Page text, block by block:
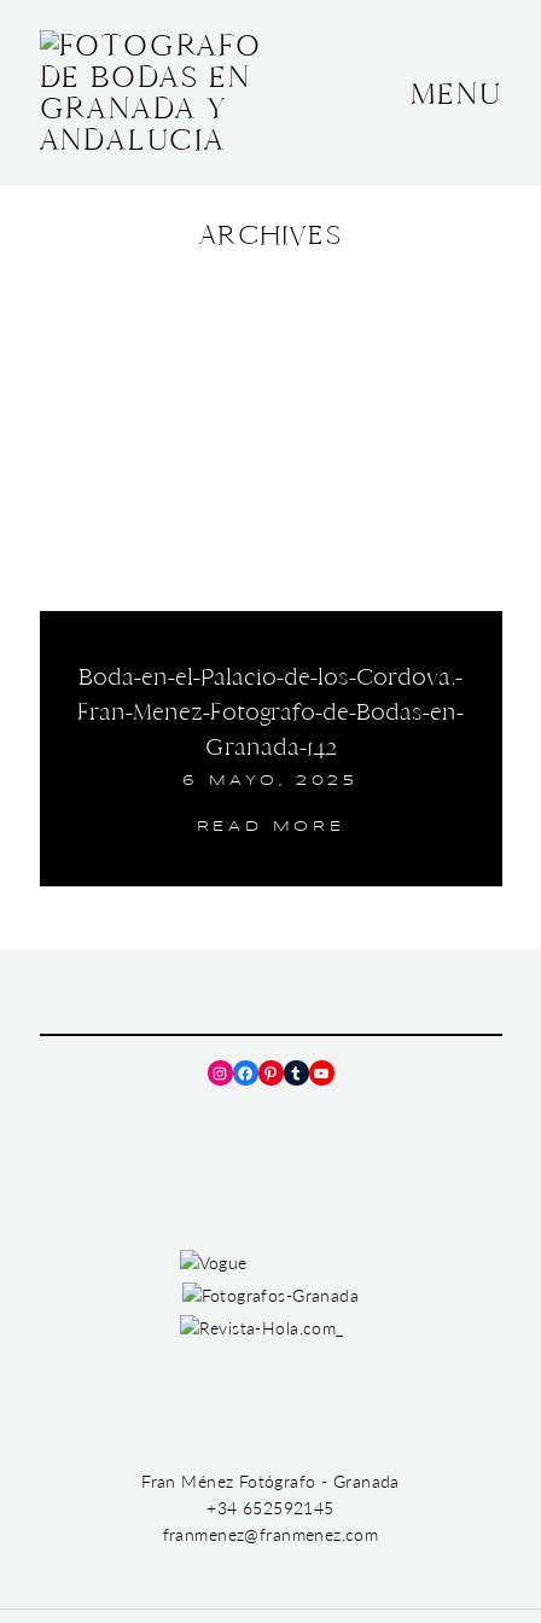
MENU
ARCHIVES
Boda-en-el-Palacio-de-los-Cordova.-
Fran-Menez-Fotografo-de-Bodas-en-
Granada-142
6 MAYO, 2025
READ MORE
BODAS
Instagram
Facebook
Pinterest
TumblrYouTube
Fran Ménez Fotógrafo - Granada
+34 652592145
franmenez@franmenez.com